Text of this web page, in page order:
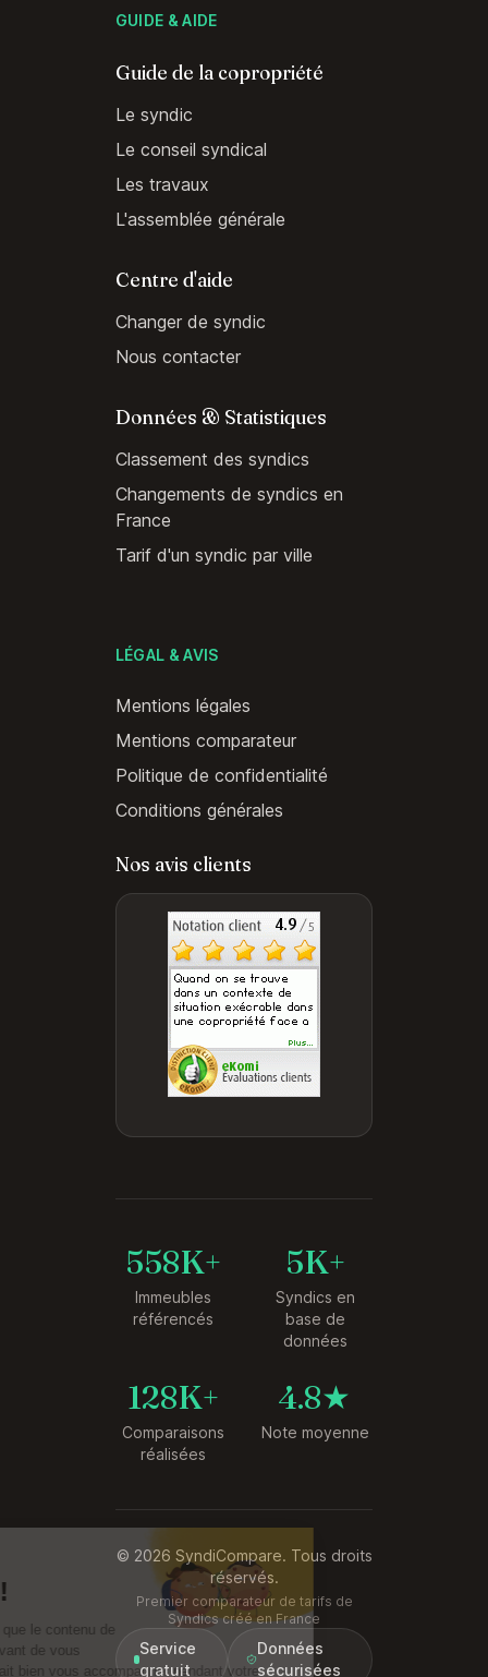
Salut c'est nous...
les Cookies !
On a attendu d'être sûrs que le contenu de
ce site vous intéresse avant de vous
déranger, mais on aimerait bien vous accompagner pendant votre
GUIDE & AIDE
Guide de la copropriété
Le syndic
Le conseil syndical
Les travaux
L'assemblée générale
Centre d'aide
Changer de syndic
Nous contacter
Données & Statistiques
Classement des syndics
Changements de syndics en
France
Tarif d'un syndic par ville
LÉGAL & AVIS
Mentions légales
Mentions comparateur
Politique de confidentialité
Conditions générales
Nos avis clients
558K+
Immeubles
référencés
5K+
Syndics en
base de
données
128K+
Comparaisons
réalisées
4.8★
Note moyenne
© 2026 SyndiCompare. Tous droits
réservés.
Premier comparateur de tarifs de
Syndics créé en France
Service
gratuit
Données
sécurisées